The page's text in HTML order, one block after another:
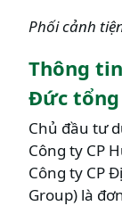
Phối cảnh
Thông
Đức
Chủ đầu tư
Công ty CP
Công ty CP
Group) là